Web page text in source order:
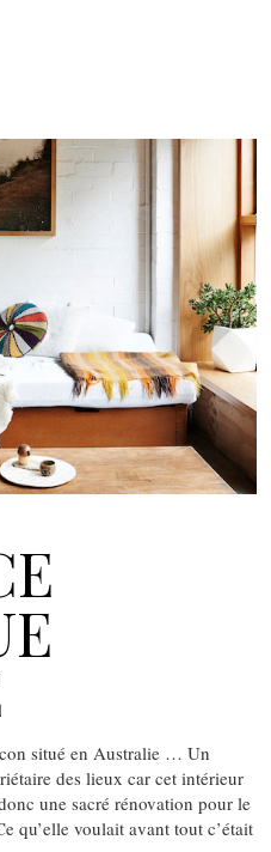
situé en Australie … Un
des lieux car cet intérieur
une sacré rénovation pour le
qu’elle voulait avant tout c’était